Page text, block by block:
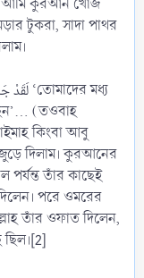
টুকরা, সাদা পাথর
(তওবাহ
কিংবা আবু
জুড়ে দিলাম। কুরআনের
তাঁর কাছেই
পরে ওমরের
তাঁর ওফাত দিলেন,